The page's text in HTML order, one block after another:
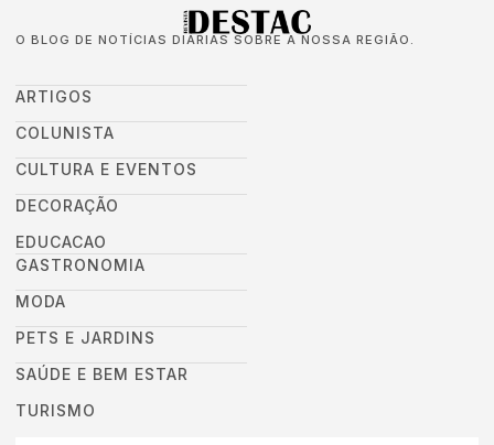
O BLOG DE NOTÍCIAS DIÁRIAS SOBRE A NOSSA REGIÃO.
ARTIGOS
COLUNISTA
CULTURA E EVENTOS
DECORAÇÃO
EDUCACAO
GASTRONOMIA
MODA
PETS E JARDINS
SAÚDE E BEM ESTAR
TURISMO